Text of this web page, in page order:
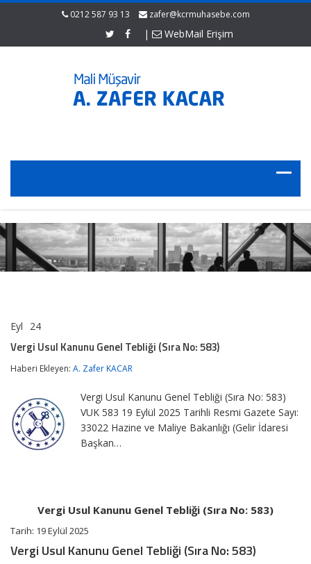
0212 587 93 13 zafer@kcrmuhasebe.com
| WebMail Erişim
Eyl 24
Kanunu
Tebliği
583)
için
Vergi Usul Kanunu Genel Tebliği (Sıra No: 583)
Haberi Ekleyen: A. Zafer KACAR
Vergi Usul Kanunu Genel Tebliği (Sıra No: 583)
VUK 583 19 Eylül 2025 Tarihli Resmi Gazete Sayı:
33022 Hazine ve Maliye Bakanlığı (Gelir İdaresi
Başkan…
Vergi Usul Kanunu Genel Tebliği (Sıra No: 583)
Tarih: 19 Eylül 2025
Vergi Usul Kanunu Genel Tebliği (Sıra No: 583)